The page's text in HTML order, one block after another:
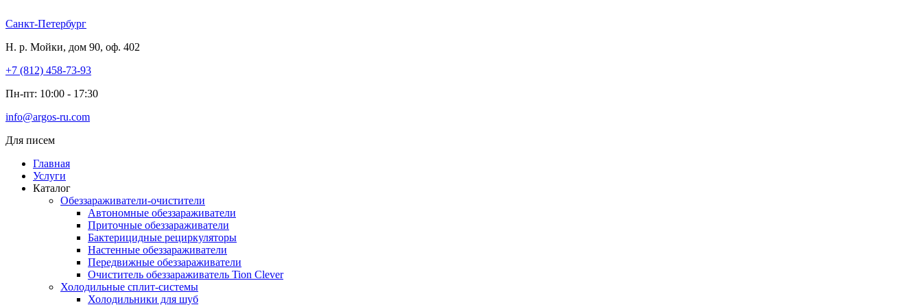
к
Санкт-Петербург
Н. р. Мойки, дом 90, оф. 402
+7 (812) 458-73-93
Пн-пт: 10:00 - 17:30
info@argos-ru.com
Для писем
Главная
Услуги
Каталог
Обеззараживатели-очистители
Автономные обеззараживатели
Приточные обеззараживатели
Бактерицидные рециркуляторы
Настенные обеззараживатели
Передвижные обеззараживатели
Очиститель обеззараживатель Tion Clever
Холодильные сплит-системы
Холодильники для шуб